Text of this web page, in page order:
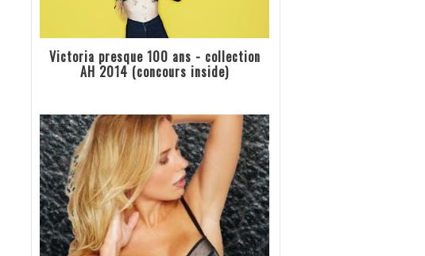
Victoria presque 100 ans - collection
AH 2014 (concours inside)